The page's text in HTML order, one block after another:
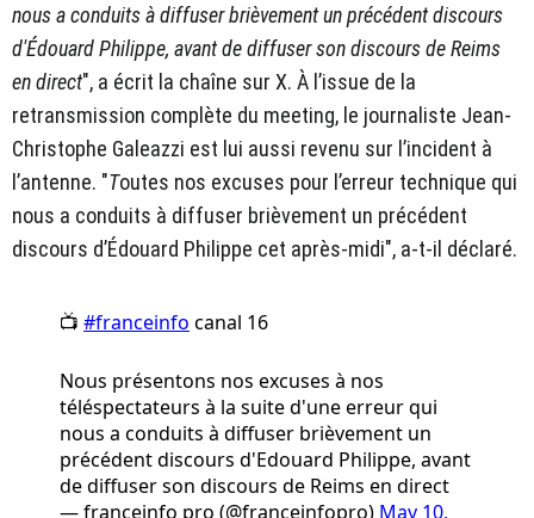
nous a conduits à diffuser brièvement un précédent discours
d'Édouard Philippe, avant de diffuser son discours de Reims
en direct", a écrit la chaîne sur X. À l’issue de la
retransmission complète du meeting, le journaliste Jean-
Christophe Galeazzi est lui aussi revenu sur l’incident à
l’antenne. "Toutes nos excuses pour l’erreur technique qui
nous a conduits à diffuser brièvement un précédent
discours d’Édouard Philippe cet après-midi", a-t-il déclaré.
📺 #franceinfo canal 16
Nous présentons nos excuses à nos
téléspectateurs à la suite d'une erreur qui
nous a conduits à diffuser brièvement un
précédent discours d'Edouard Philippe, avant
de diffuser son discours de Reims en direct
— franceinfo pro (@franceinfopro) May 10,